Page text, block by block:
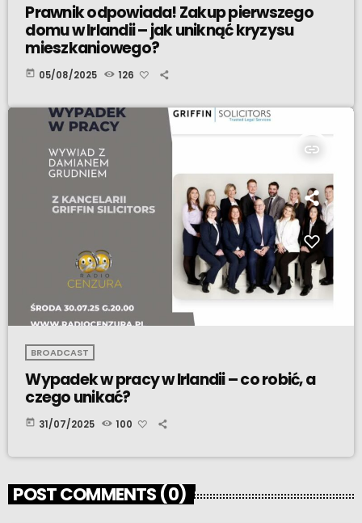
Prawnik odpowiada! Zakup pierwszego
domu w Irlandii – jak uniknąć kryzysu
mieszkaniowego?
today 05/08/2025 126
insert_link
BROADCAST
Wypadek w pracy w Irlandii – co robić, a
czego unikać?
today 31/07/2025 100
POST COMMENTS (0)